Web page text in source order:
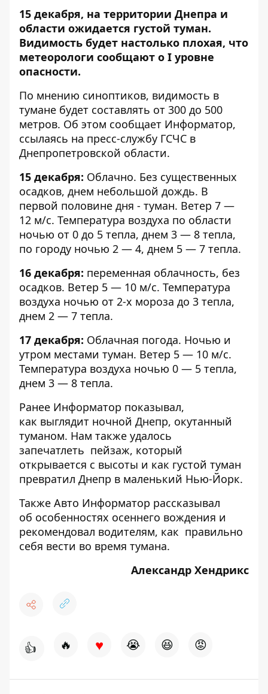
15 декабря, на территории Днепра и
области ожидается густой туман.
Видимость будет настолько плохая, что
метеорологи сообщают о І уровне
опасности.
По мнению синоптиков, видимость в
тумане будет составлять от 300 до 500
метров. Об этом сообщает Информатор,
ссылаясь на пресс-службу ГСЧС в
Днепропетровской области.
15 декабря: Облачно. Без существенных
осадков, днем небольшой дождь. В
первой половине дня - туман. Ветер 7 —
12 м/с. Температура воздуха по области
ночью от 0 до 5 тепла, днем 3 — 8 тепла,
по городу ночью 2 — 4, днем 5 — 7 тепла.
16 декабря: переменная облачность, без
осадков. Ветер 5 — 10 м/с. Температура
воздуха ночью от 2-х мороза до 3 тепла,
днем 2 — 7 тепла.
17 декабря: Облачная погода. Ночью и
утром местами туман. Ветер 5 — 10 м/с.
Температура воздуха ночью 0 — 5 тепла,
днем 3 — 8 тепла.
Ранее Информатор показывал,
как выглядит ночной Днепр, окутанный
туманом. Нам также удалось
запечатлеть пейзаж, который
открывается с высоты и как густой туман
превратил Днепр в маленький Нью-Йорк.
Также Авто Информатор рассказывал
об особенностях осеннего вождения и
рекомендовал водителям, как правильно
себя вести во время тумана.
Александр Хендрикс
👍 🔥 ♥ 😭 😆 😡